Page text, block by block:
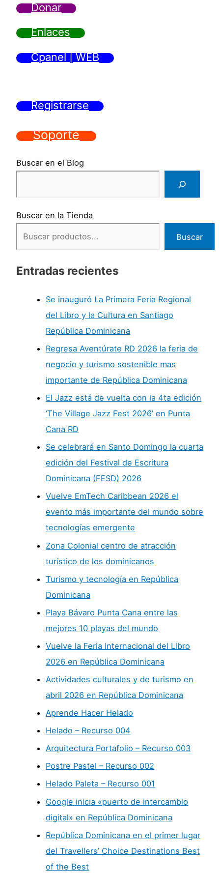
Donar
Enlaces
Cpanel | WEB
Registrarse
Soporte
Buscar en el Blog
Buscar en la Tienda
Buscar
Entradas recientes
Se inauguró La Primera Feria Regional
del Libro y la Cultura en Santiago
República Dominicana
Regresa Aventúrate RD 2026 la feria de
negocio y turismo sostenible mas
importante de República Dominicana
El Jazz está de vuelta con la 4ta edición
‘The Village Jazz Fest 2026’ en Punta
Cana RD
Se celebrará en Santo Domingo la cuarta
edición del Festival de Escritura
Dominicana (FESD) 2026
Vuelve EmTech Caribbean 2026 el
evento más importante del mundo sobre
tecnologías emergente
Zona Colonial centro de atracción
turístico de los dominicanos
Turismo y tecnología en República
Dominicana
Playa Bávaro Punta Cana entre las
mejores 10 playas del mundo
Vuelve la Feria Internacional del Libro
2026 en República Dominicana
Actividades culturales y de turismo en
abril 2026 en República Dominicana
Aprende Hacer Helado
Helado – Recurso 004
Arquitectura Portafolio – Recurso 003
Postre Pastel – Recurso 002
Helado Paleta – Recurso 001
Google inicia «puerto de intercambio
digital» en República Dominicana
República Dominicana en el primer lugar
del Travellers’ Choice Destinations Best
of the Best